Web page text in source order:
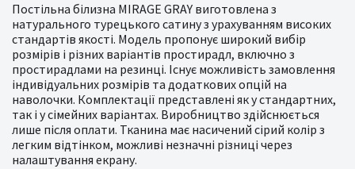
Постільна білизна MIRAGE GRAY виготовлена з
натурального турецького сатину з урахуванням високих
стандартів якості. Модель пропонує широкий вибір
розмірів і різних варіантів простирадл, включно з
простирадлами на резинці. Існує можливість замовлення
індивідуальних розмірів та додаткових опцій на
наволочки. Комплектації представлені як у стандартних,
так і у сімейних варіантах. Виробництво здійснюється
лише після оплати. Тканина має насичений сірий колір з
легким відтінком, можливі незначні різниці через
налаштування екрану.